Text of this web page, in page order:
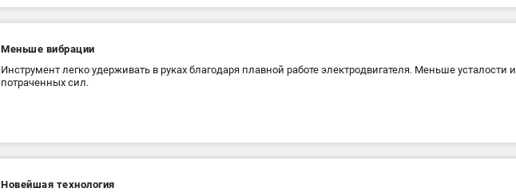
Меньше вибрации
Инструмент легко удерживать в руках благодаря плавной работе электродвигателя. Меньше усталости и
потраченных сил.
Новейшая технология